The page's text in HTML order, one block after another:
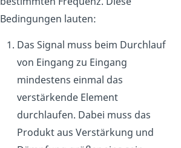
Bedingungen lauten:
Das Signal muss beim Durchlauf
von Eingang zu Eingang
mindestens einmal das
verstärkende Element
durchlaufen. Dabei muss das
Produkt aus Verstärkung und